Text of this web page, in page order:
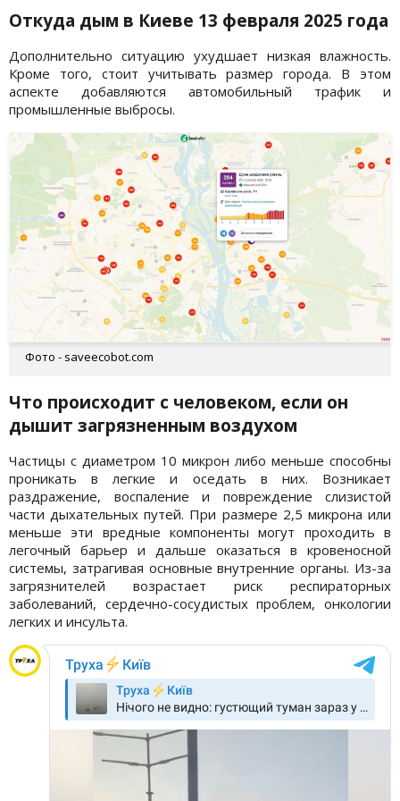
Откуда дым в Киеве 13 февраля 2025 года
Дополнительно ситуацию ухудшает низкая влажность.
Кроме того, стоит учитывать размер города. В этом
аспекте добавляются автомобильный трафик и
промышленные выбросы.
Фото - saveecobot.com
Что происходит с человеком, если он
дышит загрязненным воздухом
Частицы с диаметром 10 микрон либо меньше способны
проникать в легкие и оседать в них. Возникает
раздражение, воспаление и повреждение слизистой
части дыхательных путей. При размере 2,5 микрона или
меньше эти вредные компоненты могут проходить в
легочный барьер и дальше оказаться в кровеносной
системы, затрагивая основные внутренние органы. Из-за
загрязнителей возрастает риск респираторных
заболеваний, сердечно-сосудистых проблем, онкологии
легких и инсульта.